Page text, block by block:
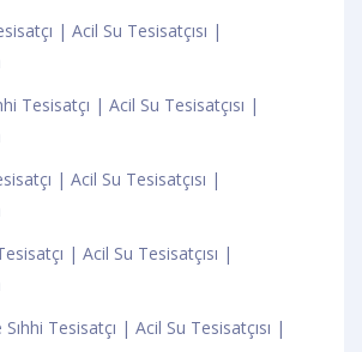
| Acil Su Tesisatçısı |
Tesisatçı | Acil Su Tesisatçısı |
| Acil Su Tesisatçısı |
| Acil Su Tesisatçısı |
Tesisatçı | Acil Su Tesisatçısı |